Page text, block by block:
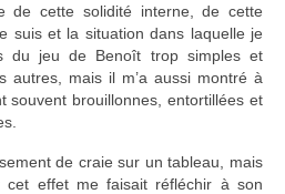
de cette solidité interne, de cette
suis et la situation dans laquelle je
du jeu de Benoît trop simples et
autres, mais il m’a aussi montré à
souvent brouillonnes, entortillées et
de craie sur un tableau, mais
cet effet me faisait réfléchir à son